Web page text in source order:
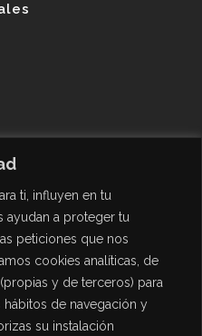
ti, influyen en tu
ayudan a proteger tu
peticiones que nos
cookies analíticas, de
y de terceros) para
de navegación y
su instalación